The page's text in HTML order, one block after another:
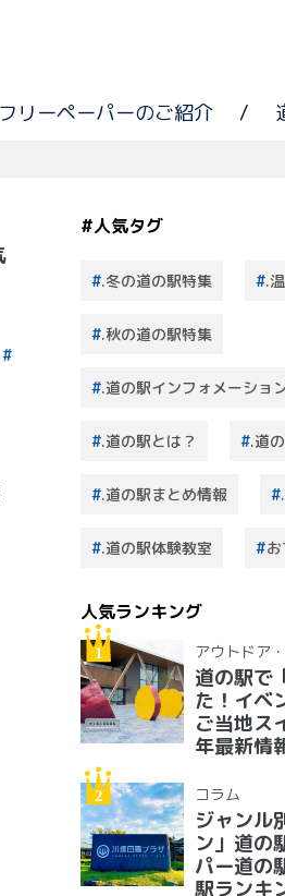
フリーペーパーのご紹介 /
#人気タグ
.冬の道の駅特集 .
.秋の道の駅特集
.道の駅インフォメーショ
.道の駅とは？ .道
.道の駅まとめ情報
.道の駅体験教室
人気ランキング
アウトドア
道の駅で
た！イベ
ご当地ス
年最新情
コラム
ジャンル
ン」道の
パー道の
駅ランキ